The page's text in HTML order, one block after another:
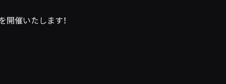
開催いたします！